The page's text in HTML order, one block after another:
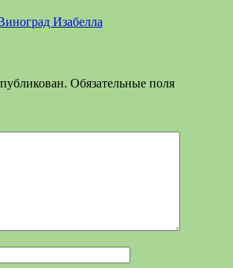
Изабелла
Обязательные поля